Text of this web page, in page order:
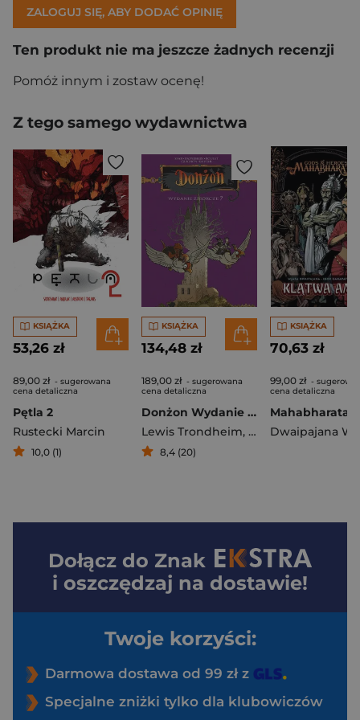
ZALOGUJ SIĘ, ABY DODAĆ OPINIĘ
Ten produkt nie ma jeszcze żadnych recenzji
Pomóż innym i zostaw ocenę!
Z tego samego wydawnictwa
KSIĄŻKA
53,26 zł
89,00 zł - sugerowana
cena detaliczna
Pętla 2
Rustecki Marcin
10,0 (1)
KSIĄŻKA
134,48 zł
189,00 zł - sugerowana
cena detaliczna
Donżon Wydanie zbiorcze 7
Lewis Trondheim, Joann Sfar
8,4 (20)
KSIĄŻKA
70,63 zł
99,00 zł -
cena detaliczna
Dwaipajana
Dołącz do Znak
i oszczędzaj na dostawie!
Twoje korzyści:
Darmowa dostawa od 99 zł z
Specjalne zniżki tylko dla klubowiczów